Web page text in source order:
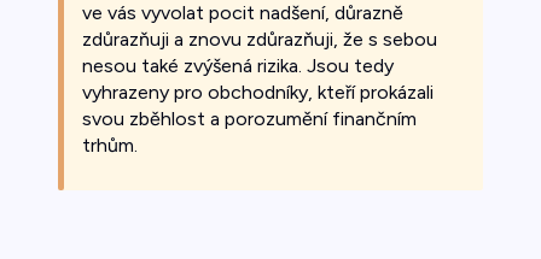
ve vás vyvolat pocit nadšení, důrazně
zdůrazňuji a znovu zdůrazňuji, že s sebou
nesou také zvýšená rizika. Jsou tedy
vyhrazeny pro obchodníky, kteří prokázali
svou zběhlost a porozumění finančním
trhům.